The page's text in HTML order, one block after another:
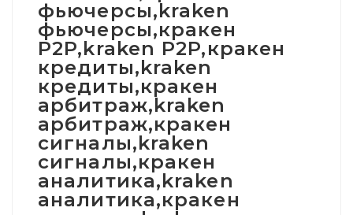
фьючерсы,kraken
фьючерсы,кракен
P2P,kraken P2P,кракен
кредиты,kraken
кредиты,кракен
арбитраж,kraken
арбитраж,кракен
сигналы,kraken
сигналы,кракен
аналитика,kraken
аналитика,кракен